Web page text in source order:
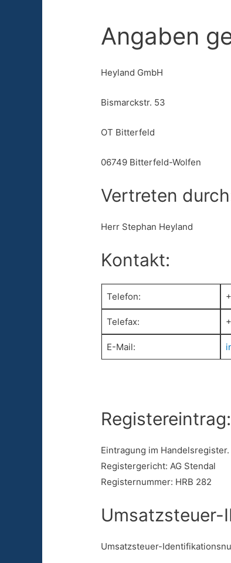
Angaben
Heyland GmbH
Bismarckstr. 53
OT Bitterfeld
06749 Bitterfeld-Wolfen
Vertreten
Herr Stephan Heyland
Kontakt:
Telefon:
Telefax:
E-Mail:
Registereintrag:
Eintragung im Handelsregister.
Registergericht: AG Stendal
Registernummer: HRB 282
Umsatzsteuer-
Umsatzsteuer-